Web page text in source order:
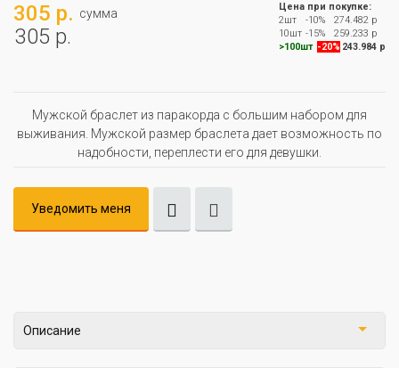
305 р. сумма
305 р.
Цена при покупке:
2шт
-10%
274.482 р
10шт -15%
259.233 р
>100шт -20% 243.984 р
Мужской браслет из паракорда с большим набором для
выживания. Мужской размер браслета дает возможность по
надобности, переплести его для девушки.
Уведомить меня
Описание